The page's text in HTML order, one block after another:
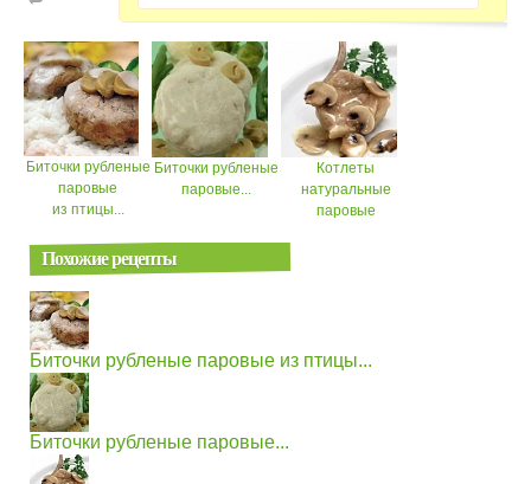
Биточки рубленые
паровые
из птицы...
Биточки рубленые
паровые...
Котлеты
натуральные
паровые
Похожие рецепты
Биточки рубленые паровые из птицы...
Биточки рубленые паровые...